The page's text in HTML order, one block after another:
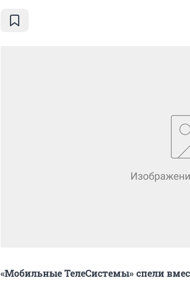
«Мобильные ТелеСистемы» спели